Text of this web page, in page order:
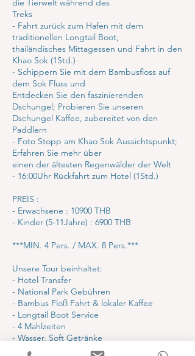
die Tierwelt während des
Treks
- Fahrt zurück zum Hafen mit dem
traditionellen Longtail Boot,
thailändisches Mittagessen und Fahrt in den
Khao Sok (1Std.)
- Schippern Sie mit dem Bambusfloss auf
dem Sok Fluss und
Entdecken Sie den faszinierenden
Dschungel; Probieren Sie unseren
Dschungel Kaffee, zubereitet von den
Paddlern
- Foto Stopp am Khao Sok Aussichtspunkt;
Erfahren Sie mehr über
einen der ältesten Regenwälder der Welt
- 16:00Uhr Rückfahrt zum Hotel (1Std.)
PREIS :
- Erwachsene : 10900 THB
- Kinder (5-11Jahre) : 6900 THB
***MIN. 4 Pers. / MAX. 8 Pers.***
Unsere Tour beinhaltet:
- Hotel Transfer
- National Park Gebühren
- Bambus Floß Fahrt & lokaler Kaffee
- Longtail Boot Service
- 4 Mahlzeiten
- Wasser, Soft Getränke
- klimatisierte Unterkunft